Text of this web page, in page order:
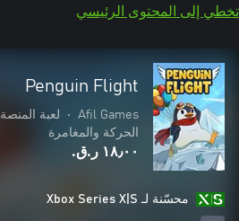
تخطي إلى المحتوى الرئيسي
Penguin Flight
Afil Games
• لعبة المنصة
الحركة والمغامرة
١٨٫٠٠ ر.ق.‏
محسّنة لـ Xbox Series X|S